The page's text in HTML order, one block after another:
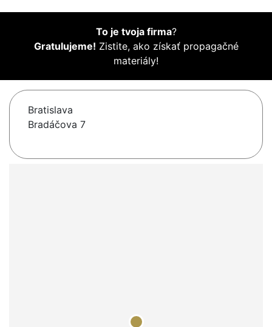
To je tvoja firma?
Gratulujeme! Zistite, ako získať propagačné
materiály!
Bratislava
Bradáčova 7